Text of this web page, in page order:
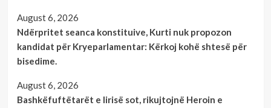
August 6, 2026
Ndërpritet seanca konstituive, Kurti nuk propozon
kandidat për Kryeparlamentar: Kërkoj kohë shtesë për
bisedime.
August 6, 2026
Bashkëfuftëtarët e lirisë sot, rikujtojnë Heroin e